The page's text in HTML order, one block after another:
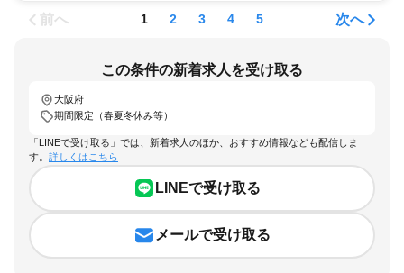
前へ 1 2 3 4 5 次へ
この条件の新着求人を受け取る
大阪府
期間限定（春夏冬休み等）
「LINEで受け取る」では、新着求人のほか、おすすめ情報なども配信しま
す。 詳しくはこちら
LINEで受け取る
メールで受け取る